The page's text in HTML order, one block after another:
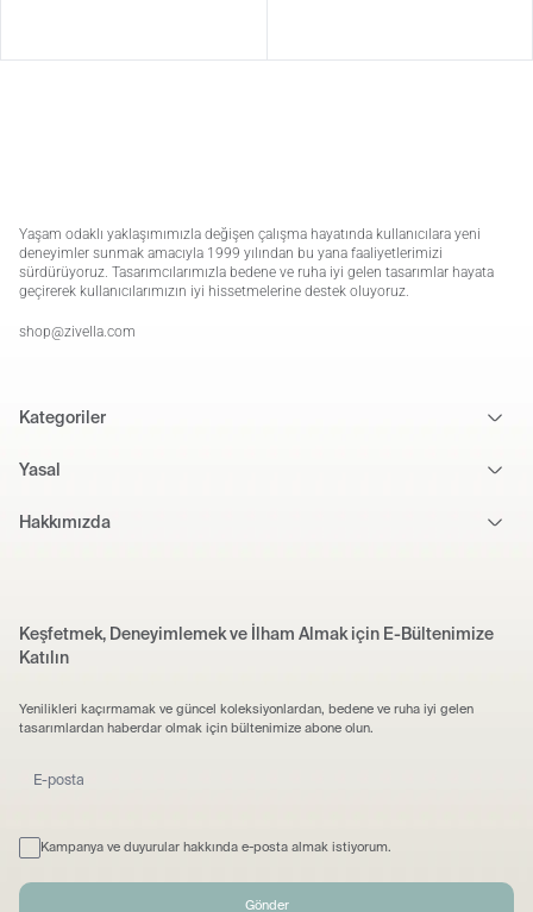
Yaşam odaklı yaklaşımımızla değişen çalışma hayatında kullanıcılara yeni
deneyimler sunmak amacıyla 1999 yılından bu yana faaliyetlerimizi
sürdürüyoruz. Tasarımcılarımızla bedene ve ruha iyi gelen tasarımlar hayata
geçirerek kullanıcılarımızın iyi hissetmelerine destek oluyoruz.
shop@zivella.com
Kategoriler
Yasal
Hakkımızda
Keşfetmek, Deneyimlemek ve İlham Almak için E-Bültenimize
Katılın
Yenilikleri kaçırmamak ve güncel koleksiyonlardan, bedene ve ruha iyi gelen
tasarımlardan haberdar olmak için bültenimize abone olun.
Kampanya ve duyurular hakkında e-posta almak istiyorum.
Gönder